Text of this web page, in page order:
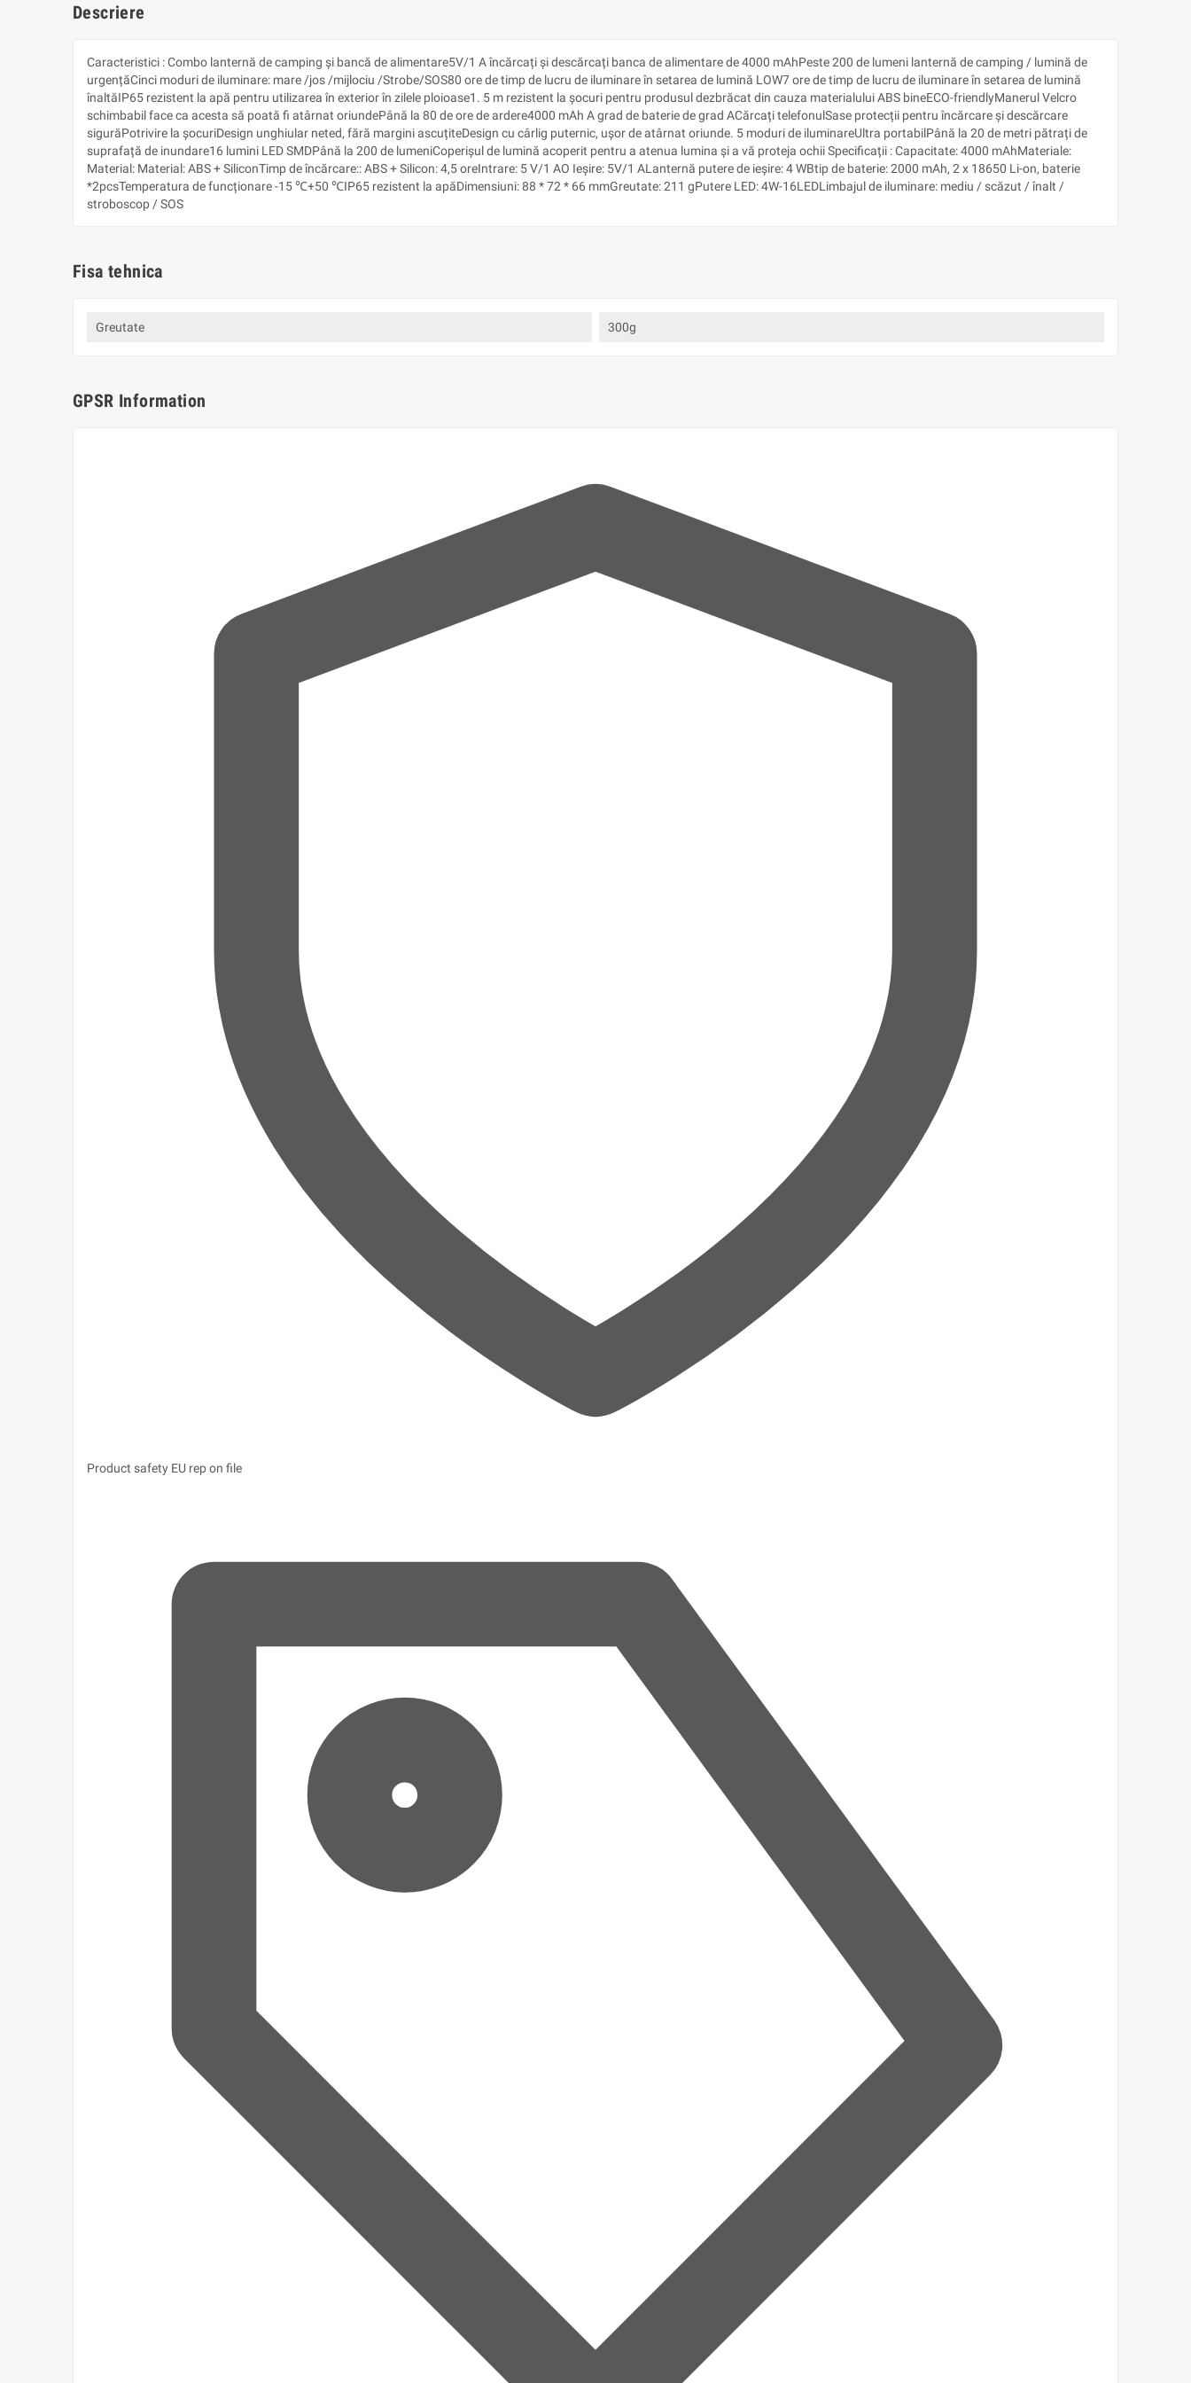
Descriere
Caracteristici : Combo lanternă de camping și bancă de alimentare5V/1 A încărcați și descărcați banca de alimentare de 4000 mAhPeste 200 de lumeni lanternă de camping / lumină de
urgențăCinci moduri de iluminare: mare /jos /mijlociu /Strobe/SOS80 ore de timp de lucru de iluminare în setarea de lumină LOW7 ore de timp de lucru de iluminare în setarea de lumină
înaltăIP65 rezistent la apă pentru utilizarea în exterior în zilele ploioase1. 5 m rezistent la șocuri pentru produsul dezbrăcat din cauza materialului ABS bineECO-friendlyManerul Velcro
schimbabil face ca acesta să poată fi atârnat oriundePână la 80 de ore de ardere4000 mAh A grad de baterie de grad ACărcați telefonulSase protecții pentru încărcare și descărcare
sigurăPotrivire la șocuriDesign unghiular neted, fără margini ascuțiteDesign cu cârlig puternic, ușor de atârnat oriunde. 5 moduri de iluminareUltra portabilPână la 20 de metri pătrați de
suprafață de inundare16 lumini LED SMDPână la 200 de lumeniCoperișul de lumină acoperit pentru a atenua lumina și a vă proteja ochii Specificații : Capacitate: 4000 mAhMateriale:
Material: Material: ABS + SiliconTimp de încărcare:: ABS + Silicon: 4,5 oreIntrare: 5 V/1 AO Ieșire: 5V/1 ALanternă putere de ieșire: 4 WBtip de baterie: 2000 mAh, 2 x 18650 Li-on, baterie
*2pcsTemperatura de funcționare -15 ℃+50 ℃IP65 rezistent la apăDimensiuni: 88 * 72 * 66 mmGreutate: 211 gPutere LED: 4W-16LEDLimbajul de iluminare: mediu / scăzut / înalt /
stroboscop / SOS
Fisa tehnica
Greutate 300g
GPSR Information
Product safety EU rep on file